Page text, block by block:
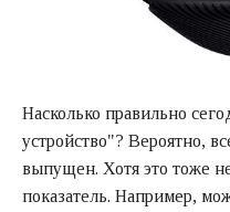
Насколько правильно
устройство"? Вероятно,
выпущен. Хотя это тоже
показатель. Например,